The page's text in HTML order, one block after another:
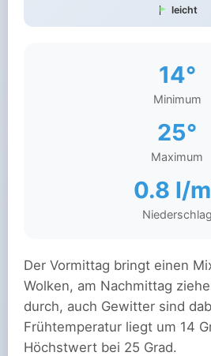
leicht
14°
Minimum
25°
Maximum
0.8 l/
Niederschlag
Der Vormittag bringt einen
Wolken, am Nachmittag
durch, auch Gewitter sind
Frühtemperatur liegt um 14
Höchstwert bei 25 Grad.